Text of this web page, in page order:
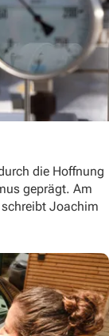
die Hoffnung
geprägt. Am
Joachim